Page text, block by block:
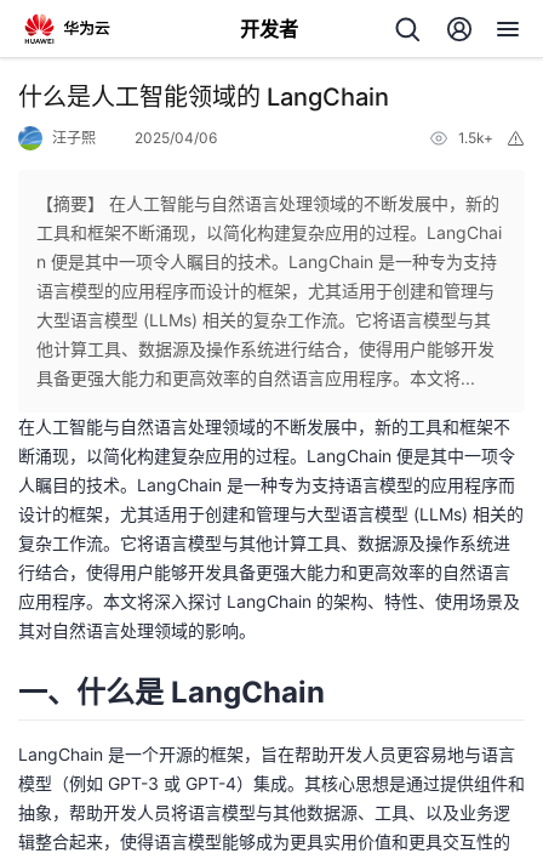
开发者
返
个
人
页
我
开
发
者
我
的
博
客
我
的
论
我
的
我
什么是人工智能领域的 LangChain
汪子熙 2025/04/06 1.5k+
【摘要】 在人工智能与自然语言处理领域的不断发展中，新的
工具和框架不断涌现，以简化构建复杂应用的过程。LangChai
n 便是其中一项令人瞩目的技术。LangChain 是一种专为支持
语言模型的应用程序而设计的框架，尤其适用于创建和管理与
大型语言模型 (LLMs) 相关的复杂工作流。它将语言模型与其
他计算工具、数据源及操作系统进行结合，使得用户能够开发
具备更强大能力和更高效率的自然语言应用程序。本文将...
在人工智能与自然语言处理领域的不断发展中，新的工具和框架不
断涌现，以简化构建复杂应用的过程。LangChain 便是其中一项令
人瞩目的技术。LangChain 是一种专为支持语言模型的应用程序而
设计的框架，尤其适用于创建和管理与大型语言模型 (LLMs) 相关的
复杂工作流。它将语言模型与其他计算工具、数据源及操作系统进
行结合，使得用户能够开发具备更强大能力和更高效率的自然语言
应用程序。本文将深入探讨 LangChain 的架构、特性、使用场景及
其对自然语言处理领域的影响。
一、什么是 LangChain
LangChain 是一个开源的框架，旨在帮助开发人员更容易地与语言
模型（例如 GPT-3 或 GPT-4）集成。其核心思想是通过提供组件和
抽象，帮助开发人员将语言模型与其他数据源、工具、以及业务逻
辑整合起来，使得语言模型能够成为更具实用价值和更具交互性的